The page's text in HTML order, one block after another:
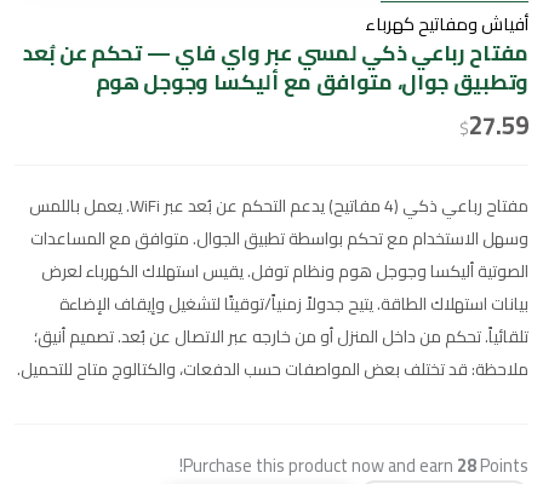
أفياش ومفاتيح كهرباء
مفتاح رباعي ذكي لمسي عبر واي فاي — تحكم عن بُعد
وتطبيق جوال، متوافق مع أليكسا وجوجل هوم
$27.59
مفتاح رباعي ذكي (4 مفاتيح) يدعم التحكم عن بُعد عبر WiFi. يعمل باللمس
وسهل الاستخدام مع تحكم بواسطة تطبيق الجوال. متوافق مع المساعدات
الصوتية أليكسا وجوجل هوم ونظام توفل. يقيس استهلاك الكهرباء لعرض
بيانات استهلاك الطاقة. يتيح جدولاً زمنياً/توقيتًا لتشغيل وإيقاف الإضاءة
تلقائياً. تحكم من داخل المنزل أو من خارجه عبر الاتصال عن بُعد. تصميم أنيق؛
ملاحظة: قد تختلف بعض المواصفات حسب الدفعات، والكتالوج متاح للتحميل.
Purchase this product now and earn28Points!